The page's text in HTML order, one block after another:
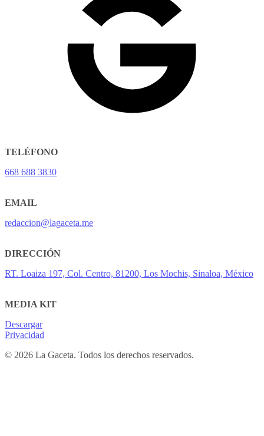
TELÉFONO
668 688 3830
EMAIL
redaccion@lagaceta.me
DIRECCIÓN
RT. Loaiza 197, Col. Centro, 81200, Los Mochis, Sinaloa, México
MEDIA KIT
Descargar
Privacidad
© 2026 La Gaceta. Todos los derechos reservados.